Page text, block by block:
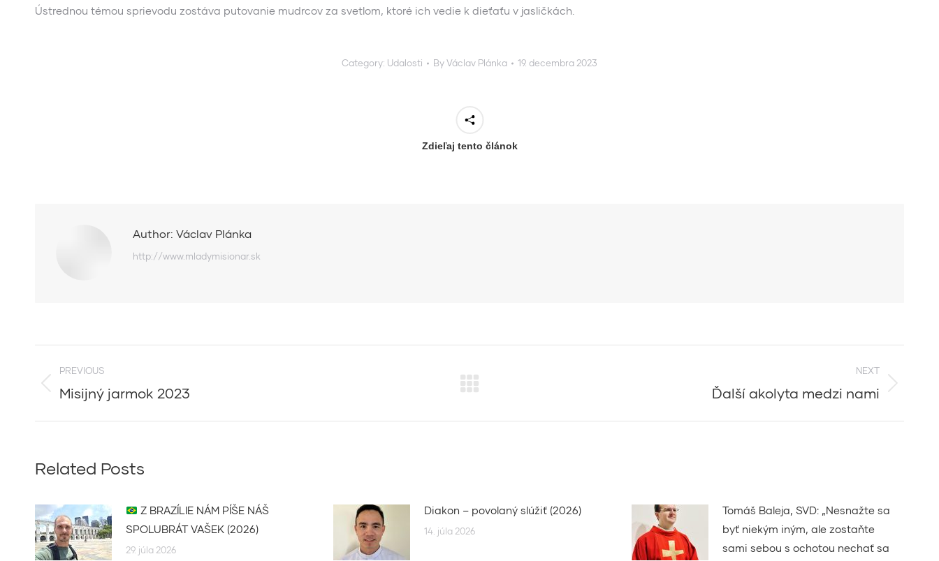
Ústrednou témou sprievodu zostáva putovanie mudrcov za svetlom, ktoré ich vedie k dieťaťu v jasličkách.
Category: Udalosti ByVáclav Plánka 19. decembra 2023
Zdieľaj tento článok
Author: Václav Plánka
http://www.mladymisionar.sk
Post
navigation
PREVIOUS
Previous
Misijný jarmok 2023
NEXT
Ďalší akolyta medzi nami
Related Posts
Z BRAZÍLIE NÁM PÍŠE NÁŠ
SPOLUBRÁT VAŠEK (2026)
29. júla 2026
Diakon – povolaný slúžiť (2026)
14. júla 2026
Tomáš Baleja, SVD: „Nesnažte sa
byť niekým iným, ale zostaňte
sami sebou s ochotou nechať sa